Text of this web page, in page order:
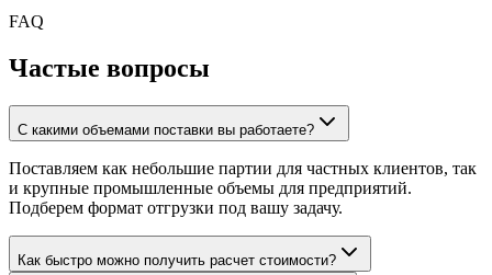
FAQ
Частые вопросы
С какими объемами поставки вы работаете?
Поставляем как небольшие партии для частных клиентов, так
и крупные промышленные объемы для предприятий.
Подберем формат отгрузки под вашу задачу.
Как быстро можно получить расчет стоимости?